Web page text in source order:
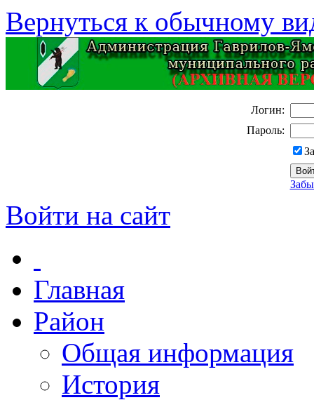
Вернуться к обычному
Логин:
Пароль:
Войти на сайт
Главная
Район
Общая информация
История